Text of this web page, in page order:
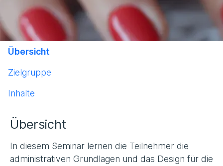
Übersicht
Zielgruppe
Inhalte
Übersicht
In diesem Seminar lernen die Teilnehmer die
administrativen Grundlagen und das Design für die